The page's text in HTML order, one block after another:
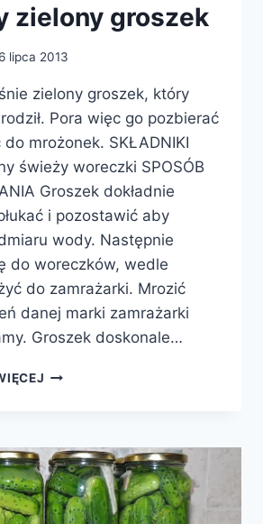
zielony groszek
lipca 2013
zielony groszek, który
Pora więc go pozbierać
mrożonek. SKŁADNIKI
świeży woreczki SPOSÓB
Groszek dokładnie
i pozostawić aby
wody. Następnie
do woreczków, wedle
do zamrażarki. Mrozić
danej marki zamrażarki
Groszek doskonale…
MROŻONY